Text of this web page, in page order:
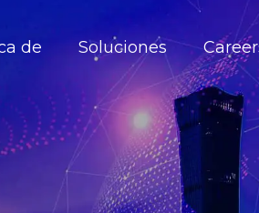
de Soluciones